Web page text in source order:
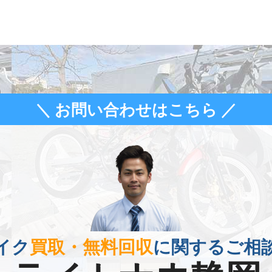
＼ お問い合わせはこちら ／
ク 買取・無料回収に関するご相